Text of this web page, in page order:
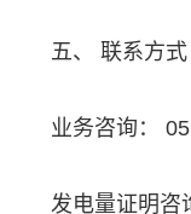
五、 联系方式
业务咨询：
发电量证明咨